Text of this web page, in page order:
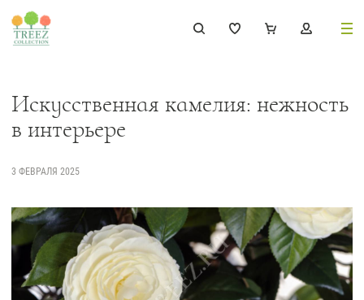
Каталог
Деревья
Растения, кусты, мох и трава 221
Ампельные растения 70
Искусственная камелия: нежность
в интерьере
3 ФЕВРАЛЯ 2025